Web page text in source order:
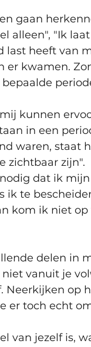
gaan
alleen", "Ik
last heeft van
er kwamen.
kunnen
in een
waren, staat
zichtbaar
dat ik
ik te
kom ik niet
delen in
vanuit je
Neerkijken op
er toch echt
van jezelf is,